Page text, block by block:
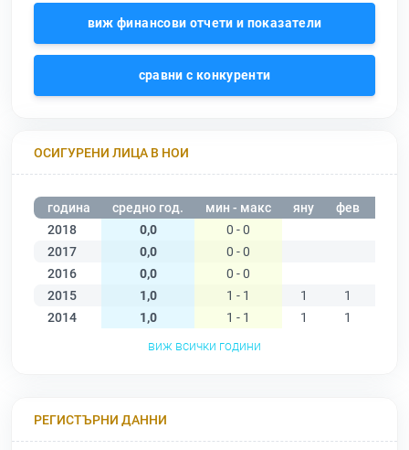
виж финансови отчети и показатели
сравни с конкуренти
ОСИГУРЕНИ ЛИЦА В НОИ
година средно год. мин - макс яну фев
2018
0,0
0 - 0
2017
0,0
0 - 0
2016
0,0
0 - 0
2015
1,0 1 - 1 1
1
2014
1,0 1 - 1 1 1
виж всички години
РЕГИСТЪРНИ ДАННИ